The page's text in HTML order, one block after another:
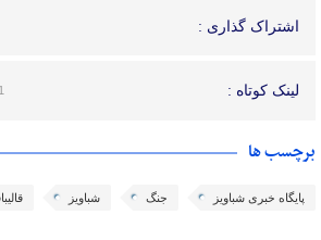
اشتراک گذاری :
لینک کوتاه :
برچسب ها
پایگاه خبری شباویز جنگ شباویز